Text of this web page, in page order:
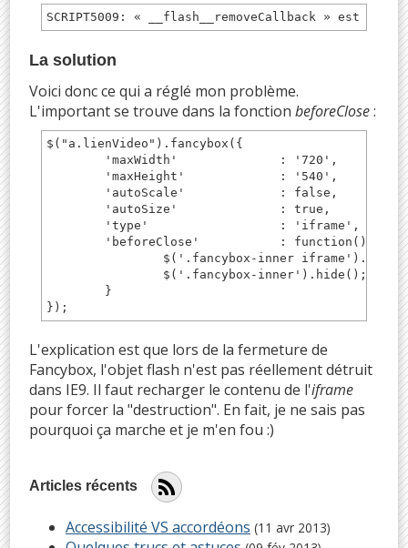
SCRIPT5009: « __flash__removeCallback » est
La solution
Voici donc ce qui a réglé mon problème.
L'important se trouve dans la fonction beforeClose:
$("a.lienVideo").fancybox({
});
L'explication est que lors de la fermeture de
Fancybox, l'objet flash n'est pas réellement détruit
dans IE9. Il faut recharger le contenu de l'iframe
pour forcer la "destruction". En fait, je ne sais pas
pourquoi ça marche et je m'en fou :)
Articles récents
Accessibilité VS accordéons (11 avr 2013)